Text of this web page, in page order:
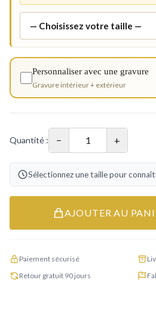
Personnaliser avec une gravure
Gravure intérieur + extérieur
Quantité : − +
Sélectionnez une taille pour
AJOUTER AU
Paiement sécurisé
Retour gratuit 90 jours